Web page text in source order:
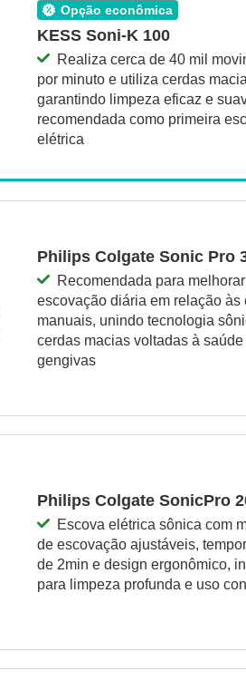
opção econômica
KESS Soni-K 100
Realiza cerca de 40 mil
por minuto e utiliza cerdas
garantindo limpeza eficaz e
recomendada como primeira
elétrica
Philips Colgate Sonic Pro
Recomendada para
escovação diária em relação às
manuais, unindo tecnologia
cerdas macias voltadas à
gengivas
Philips Colgate SonicPro
Escova elétrica sônica com
de escovação ajustáveis,
de 2min e design ergonômico,
para limpeza profunda e uso